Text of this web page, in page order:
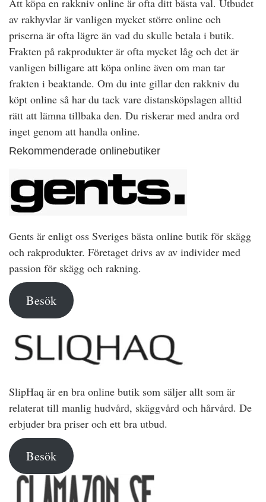
Att köpa en rakkniv online är ofta ditt bästa val. Utbudet
av rakhyvlar är vanligen mycket större online och
priserna är ofta lägre än vad du skulle betala i butik.
Frakten på rakprodukter är ofta mycket låg och det är
vanligen billigare att köpa online även om man tar
frakten i beaktande. Om du inte gillar den rakkniv du
köpt online så har du tack vare distansköpslagen alltid
rätt att lämna tillbaka den. Du riskerar med andra ord
inget genom att handla online.
Rekommenderade onlinebutiker
Gents är enligt oss Sveriges bästa online butik för skägg
och rakprodukter. Företaget drivs av av individer med
passion för skägg och rakning.
Besök
SlipHaq är en bra online butik som säljer allt som är
relaterat till manlig hudvård, skäggvård och hårvård. De
erbjuder bra priser och ett bra utbud.
Besök